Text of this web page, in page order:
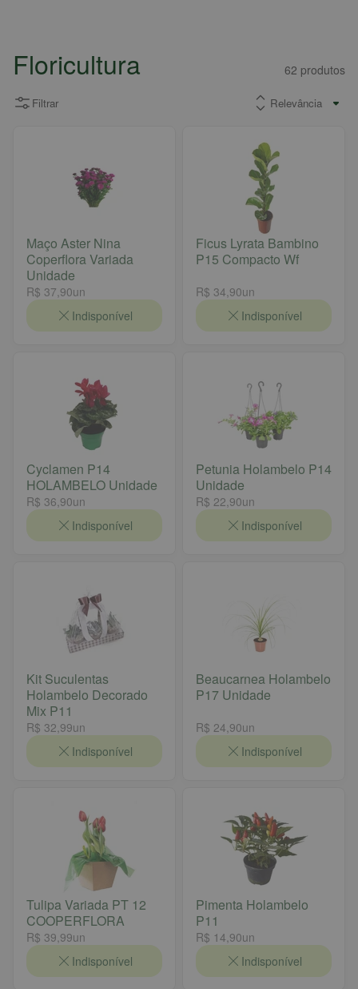
Floricultura 62 produtos
Filtrar
Maço Aster Nina
Coperflora Variada
Unidade
R$ 37,90un
Indisponível
Ficus Lyrata Bambino
P15 Compacto Wf
R$ 34,90un
Indisponível
Cyclamen P14
HOLAMBELO Unidade
R$ 36,90un
Indisponível
Petunia Holambelo P14
Unidade
R$ 22,90un
Indisponível
Kit Suculentas
Holambelo Decorado
Mix P11
R$ 32,99un
Indisponível
Beaucarnea Holambelo
P17 Unidade
R$ 24,90un
Indisponível
Tulipa Variada PT 12
COOPERFLORA
R$ 39,99un
Indisponível
Pimenta Holambelo
P11
R$ 14,90un
Indisponível